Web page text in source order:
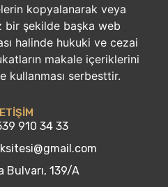
910 34 33
Bulvarı, 139/A
kopyalanarak veya
bir şekilde başka web
halinde hukuki ve cezai
makale içeriklerini
kullanması serbesttir.